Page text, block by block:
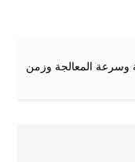
وسرعة المعالجة وزمن